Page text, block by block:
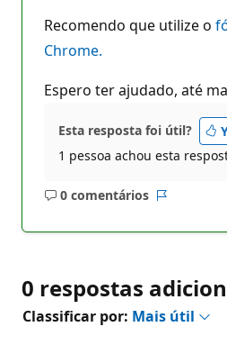
Recomendo que utilize o
Chrome.
Espero ter ajudado, até
Esta resposta foi útil?
1 pessoa achou esta
0 comentários
Sem
0 respostas
Classificar por: Mais útil